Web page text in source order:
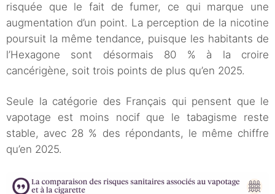
risquée que le fait de fumer, ce qui marque une
augmentation d’un point. La perception de la nicotine
poursuit la même tendance, puisque les habitants de
l’Hexagone sont désormais 80 % à la croire
cancérigène, soit trois points de plus qu’en 2025.
Seule la catégorie des Français qui pensent que le
vapotage est moins nocif que le tabagisme reste
stable, avec 28 % des répondants, le même chiffre
qu’en 2025.